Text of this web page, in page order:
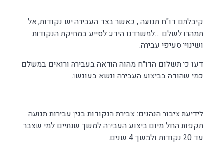
קיבלתם דו"ח תנועה , כאשר בצד העבירה יש נקודות, אל
תמהרו לשלם …למשרדנו הידע לסייע במחיקת הנקודות
ושינויי סעיפי עבירה.
דעו כי תשלום הדו"ח מהוה הודאה בעבירה ורואים במשלם
כמי שהודה בביצוע העבירה ונשא בעונשו.
לידיעת ציבור הנהגים: צבירת הנקודות בגין עבירות תנועה
תקפות החל מיום ביצוע העבירה למשך שנתיים למי שצבר
עד 20 נקודות ולמשך 4 שנים.